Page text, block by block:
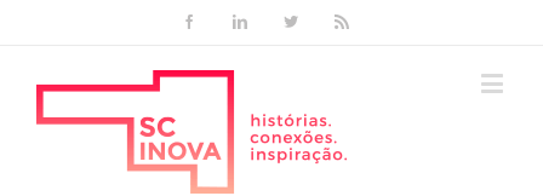
FacebookLinkedinTwitter